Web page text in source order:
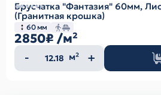
Брусчатка "Фантазия" 60мм,
(Гранитная крошка)
60 мм
2850₽ /м²
Количество
товара
м²